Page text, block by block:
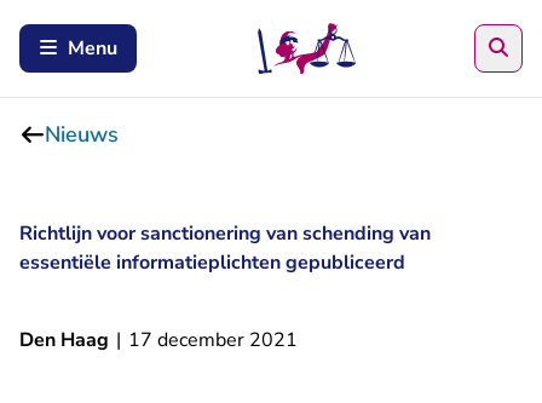
Menu
Nieuws
Richtlijn voor sanctionering van schending van
essentiële informatieplichten gepubliceerd
Den Haag | 17 december 2021